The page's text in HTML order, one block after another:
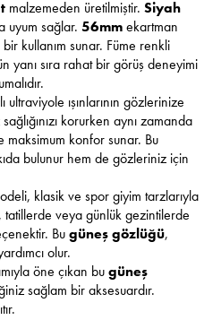
malzemeden üretilmiştir.Siyah
uyum sağlar.56mmekartman
kullanım sunar. Füme renkli
yanı sıra rahat bir görüş deneyimi
ultraviyole ışınlarının gözlerinize
korurken aynı zamanda
maksimum konfor sunar. Bu
bulunur hem de gözleriniz için
klasik ve spor giyim tarzlarıyla
tatillerde veya günlük gezintilerde
Bugüneş gözlüğü,
olur.
öne çıkan bugüneş
sağlam bir aksesuardır.